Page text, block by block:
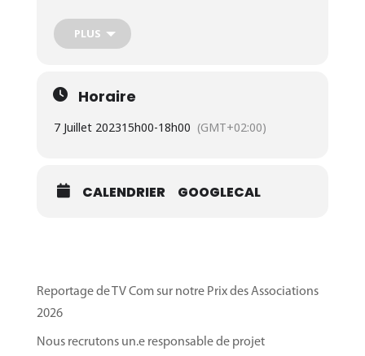
Profitez également de notre bar convivial pour
déguster des produits locaux.
Adresse: Rue Sergent Sortet, 27 à 1370 Jodoigne
Cliquez ici pour en savoir plus sur nos marchés et
PLUS
Horaire
7 Juillet 202315h00-18h00 (GMT+02:00)
CALENDRIER GOOGLECAL
Reportage de TV Com sur notre Prix des Associations
2026
Nous recrutons un.e responsable de projet